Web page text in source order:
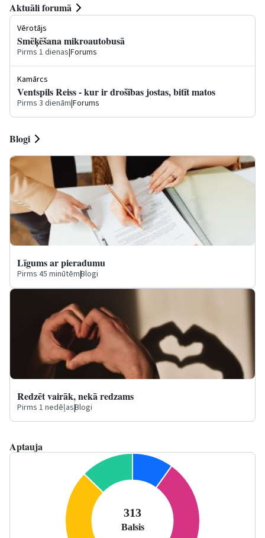
Aktuāli forumā
Vērotājs
Smēķēšana mikroautobusā
Pirms 1 dienas|Forums
Kamārcs
Ventspils Reiss - kur ir drošības jostas, bitīt matos
Pirms 3 dienām|Forums
Blogi
Līgums ar pieradumu
Pirms 45 minūtēm|Blogi
Redzēt vairāk, nekā redzams
Pirms 1 nedēļas|Blogi
Aptauja